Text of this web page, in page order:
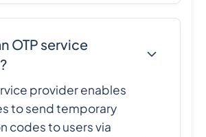
OTP service
provider enables
to send temporary
codes to users via